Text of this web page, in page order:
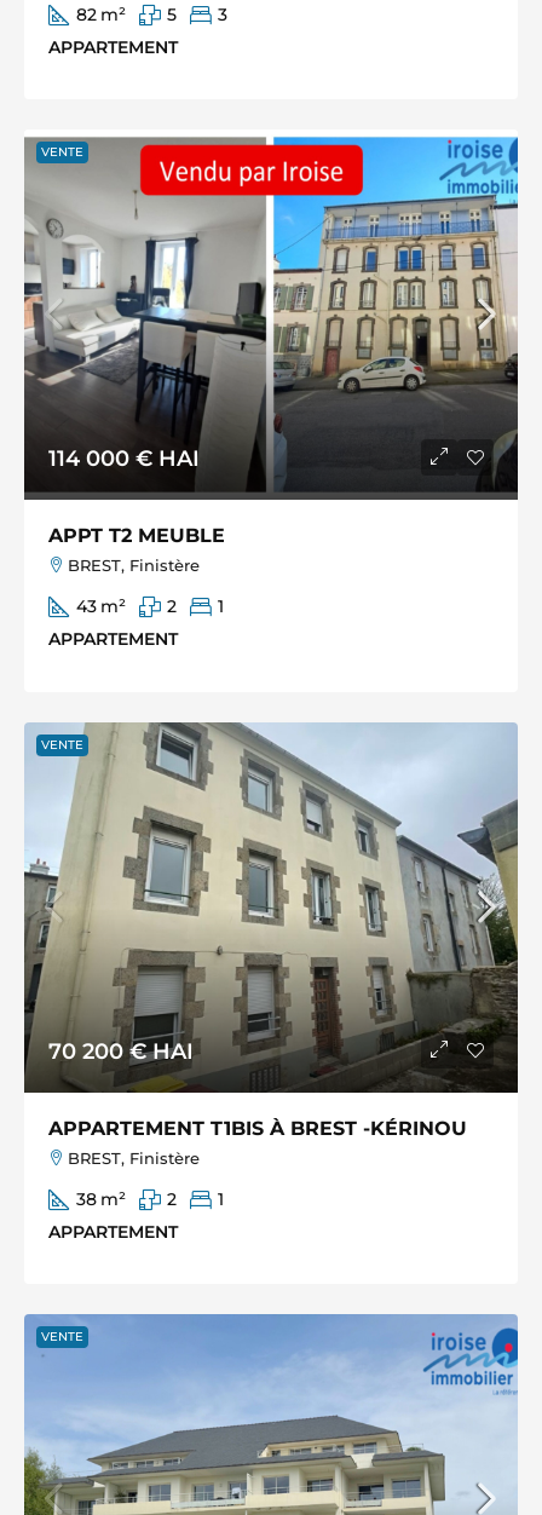
82 m² 5
3
APPARTEMENT
VENTE
114 000 € HAI
APPT T2 MEUBLE
BREST, Finistère
43 m² 2
1
APPARTEMENT
VENTE
70 200 €HAI
APPARTEMENT T1BIS À BREST -KÉRINOU
BREST, Finistère
38 m² 2
1
APPARTEMENT
VENTE